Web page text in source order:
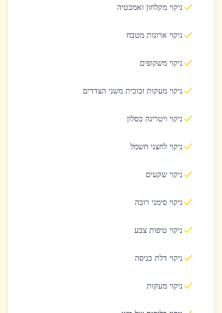
ניקוי מקלחון ואמבטיה
ניקוי ארונות מטבח
ניקוי משקופים
ניקוי מעקות זכוכית משני הצדדים
ניקוי ויטרינה בסלון
ניקוי לחצני חשמל
ניקוי שקעים
ניקוי סימני רובה
ניקוי טיפות צבע
ניקוי דלת כניסה
ניקוי מעקות